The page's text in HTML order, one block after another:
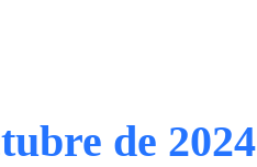
de 2024